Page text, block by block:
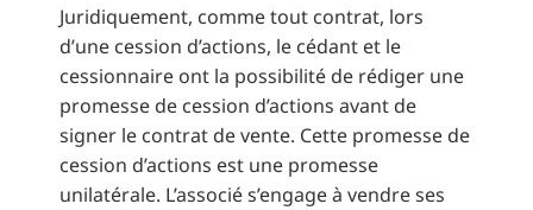
Juridiquement, comme tout contrat, lors
d’une cession d’actions, le cédant et le
cessionnaire ont la possibilité de rédiger une
promesse de cession d’actions avant de
signer le contrat de vente. Cette promesse de
cession d’actions est une promesse
unilatérale. L’associé s’engage à vendre ses